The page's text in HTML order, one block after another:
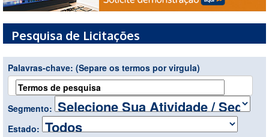
Pesquisa de Licitações
Palavras-chave: (Separe os termos por virgula)
Segmento:
Estado: